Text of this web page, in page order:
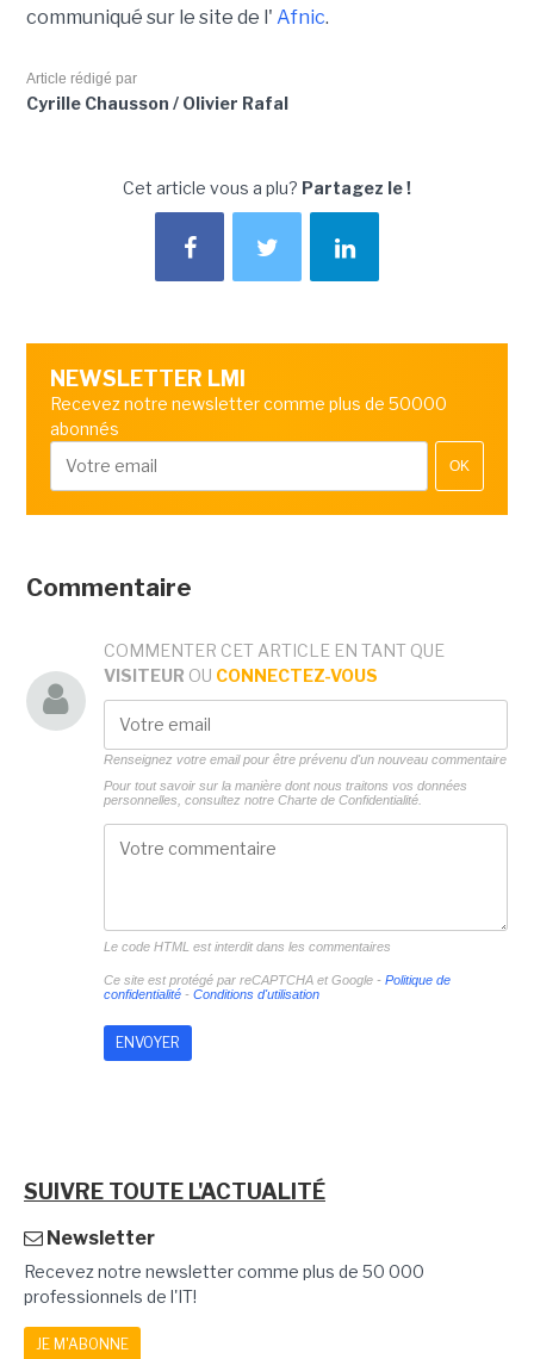
communiqué sur le site de l' Afnic.
Article rédigé par
Cyrille Chausson / Olivier Rafal
Cet article vous a plu? Partagez le !
NEWSLETTER LMI
Recevez notre newsletter comme plus de 50000
abonnés
OK
Commentaire
COMMENTER CET ARTICLE EN TANT QUE
VISITEUR OU CONNECTEZ-VOUS
Renseignez votre email pour être prévenu d'un nouveau commentaire
Pour tout savoir sur la manière dont nous traitons vos données
personnelles, consultez notre Charte de Confidentialité.
Le code HTML est interdit dans les commentaires
Ce site est protégé par reCAPTCHA et Google - Politique de
confidentialité- Conditions d'utilisation
SUIVRE TOUTE L'ACTUALITÉ
Newsletter
Recevez notre newsletter comme plus de 50 000
professionnels de l'IT!
JE M'ABONNE